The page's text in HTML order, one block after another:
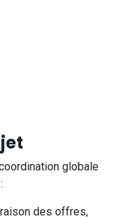
globale
des offres,